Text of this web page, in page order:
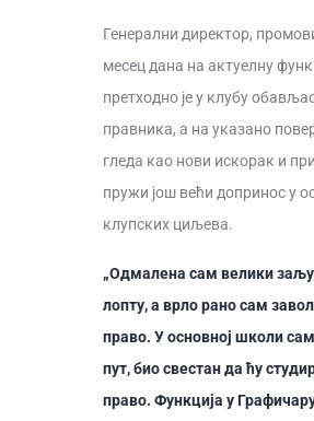
Генерални директор,
месец дана на актуелну
претходно је у клубу
правника, а на указано
гледа као нови искорак и
пружи још већи допринос у
клупских циљева.
„Одмалена сам велики
лопту, а врло рано сам
право. У основној школи сам
пут, био свестан да ћу
право. Функција у Графичару